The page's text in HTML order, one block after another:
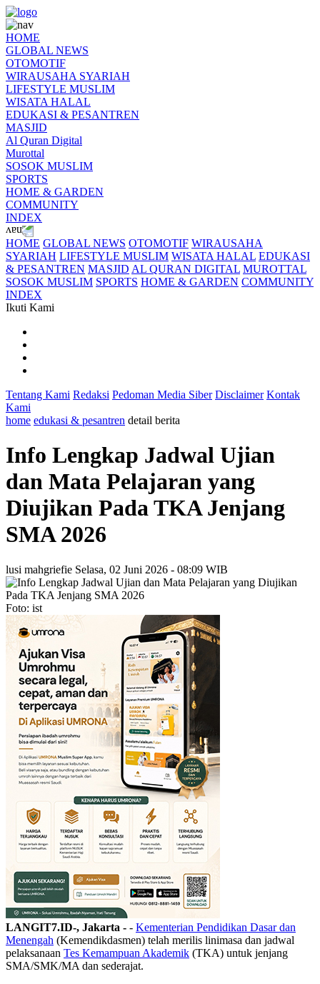
HOME
GLOBAL NEWS
OTOMOTIF
WIRAUSAHA SYARIAH
LIFESTYLE MUSLIM
WISATA HALAL
EDUKASI & PESANTREN
MASJID
Al Quran Digital
Murottal
SOSOK MUSLIM
SPORTS
HOME & GARDEN
COMMUNITY
INDEX
HOME GLOBAL NEWS OTOMOTIF WIRAUSAHA
SYARIAH LIFESTYLE MUSLIM WISATA HALAL EDUKASI
& PESANTREN MASJID AL QURAN DIGITAL MUROTTAL
SOSOK MUSLIM SPORTS HOME & GARDEN COMMUNITY
INDEX
Ikuti Kami
Tentang Kami Redaksi Pedoman Media Siber Disclaimer Kontak
Kami
home edukasi & pesantren detail berita
Info Lengkap Jadwal Ujian
dan Mata Pelajaran yang
Diujikan Pada TKA Jenjang
SMA 2026
lusi mahgriefie Selasa, 02 Juni 2026 - 08:09 WIB
Foto: ist
LANGIT7.ID-, Jakarta - - Kementerian Pendidikan Dasar dan
Menengah (Kemendikdasmen) telah merilis linimasa dan jadwal
pelaksanaan Tes Kemampuan Akademik (TKA) untuk jenjang
SMA/SMK/MA dan sederajat.